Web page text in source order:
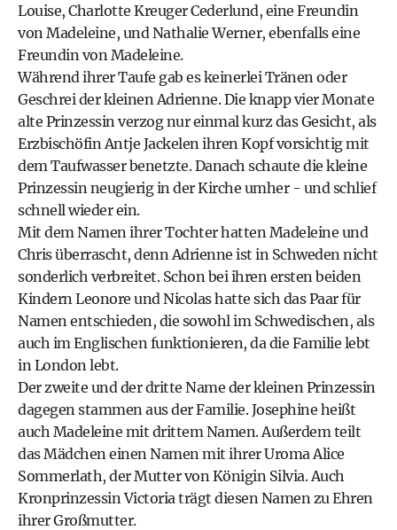
Louise, Charlotte Kreuger Cederlund, eine Freundin
von Madeleine, und Nathalie Werner, ebenfalls eine
Freundin von Madeleine.
Während ihrer Taufe gab es keinerlei Tränen oder
Geschrei der kleinen Adrienne. Die knapp vier Monate
alte Prinzessin verzog nur einmal kurz das Gesicht, als
Erzbischöfin Antje Jackelen ihren Kopf vorsichtig mit
dem Taufwasser benetzte. Danach schaute die kleine
Prinzessin neugierig in der Kirche umher - und schlief
schnell wieder ein.
Mit dem Namen ihrer Tochter hatten Madeleine und
Chris überrascht, denn Adrienne ist in Schweden nicht
sonderlich verbreitet. Schon bei ihren ersten beiden
Kindern Leonore und Nicolas hatte sich das Paar für
Namen entschieden, die sowohl im Schwedischen, als
auch im Englischen funktionieren, da die Familie lebt
in London lebt.
Der zweite und der dritte Name der kleinen Prinzessin
dagegen stammen aus der Familie. Josephine heißt
auch Madeleine mit drittem Namen. Außerdem teilt
das Mädchen einen Namen mit ihrer Uroma Alice
Sommerlath, der Mutter von Königin Silvia. Auch
Kronprinzessin Victoria trägt diesen Namen zu Ehren
ihrer Großmutter.